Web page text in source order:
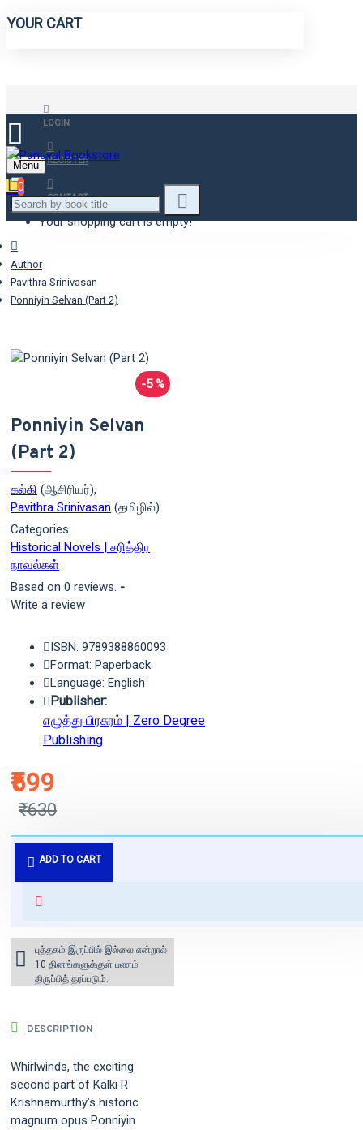
YOUR CART
LOGIN
REGISTER
CONTACT
Menu
0
Your shopping cart is empty!
Author
Pavithra Srinivasan
Ponniyin Selvan (Part 2)
-5 %
Ponniyin Selvan
(Part 2)
கல்கி (ஆசிரியர்),
Pavithra Srinivasan (தமிழில்)
Categories:
Historical Novels | சரித்திர
நாவல்கள்
Based on 0 reviews. -
Write a review
₹599
₹630
ISBN: 9789388860093
Format: Paperback
Language: English
Publisher:
எழுத்து பிரசுரம் | Zero Degree
Publishing
ADD TO CART
புத்தகம் 3 - 7 நாட்களில் அனுப்பி
வைக்கப்படும்.
for orders above ₹1000 within
புத்தகம் இருப்பில் இல்லை என்றால்
10 தினங்களுக்குள் பணம்
திருப்பித் தரப்படும்.
DESCRIPTION
Whirlwinds, the exciting
second part of Kalki R
Krishnamurthy’s historic
magnum opus Ponniyin